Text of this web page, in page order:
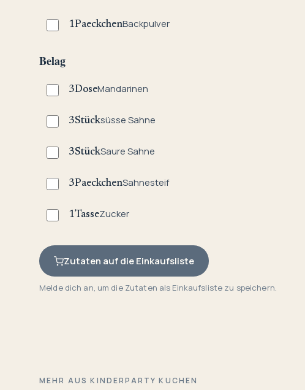
1PaeckchenBackpulver
Belag
3DoseMandarinen
3Stücksüsse Sahne
3StückSaure Sahne
3PaeckchenSahnesteif
1TasseZucker
Zutaten auf die Einkaufsliste
Melde dich an, um die Zutaten als Einkaufsliste zu speichern.
MEHR AUS KINDERPARTY KUCHEN